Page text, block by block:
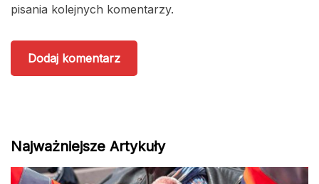
pisania kolejnych komentarzy.
Najważniejsze Artykuły